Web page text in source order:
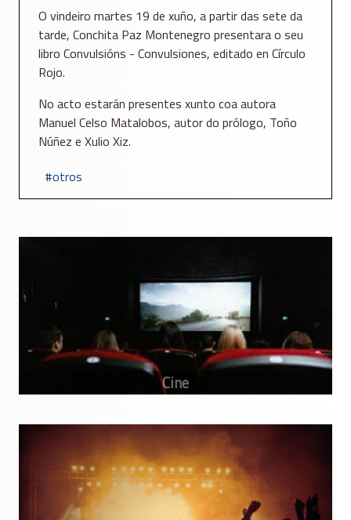
O vindeiro martes 19 de xuño, a partir das sete da
tarde, Conchita Paz Montenegro presentara o seu
libro Convulsións - Convulsiones, editado en Círculo
Rojo.
No acto estarán presentes xunto coa autora
Manuel Celso Matalobos, autor do prólogo, Toño
Núñez e Xulio Xiz.
otros